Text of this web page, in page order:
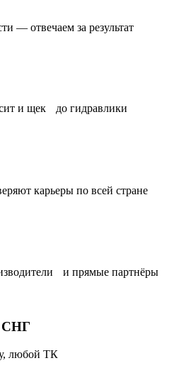
— отвечаем за результат
и щек до гидравлики
карьеры по всей стране
и прямые партнёры
СНГ
любой ТК